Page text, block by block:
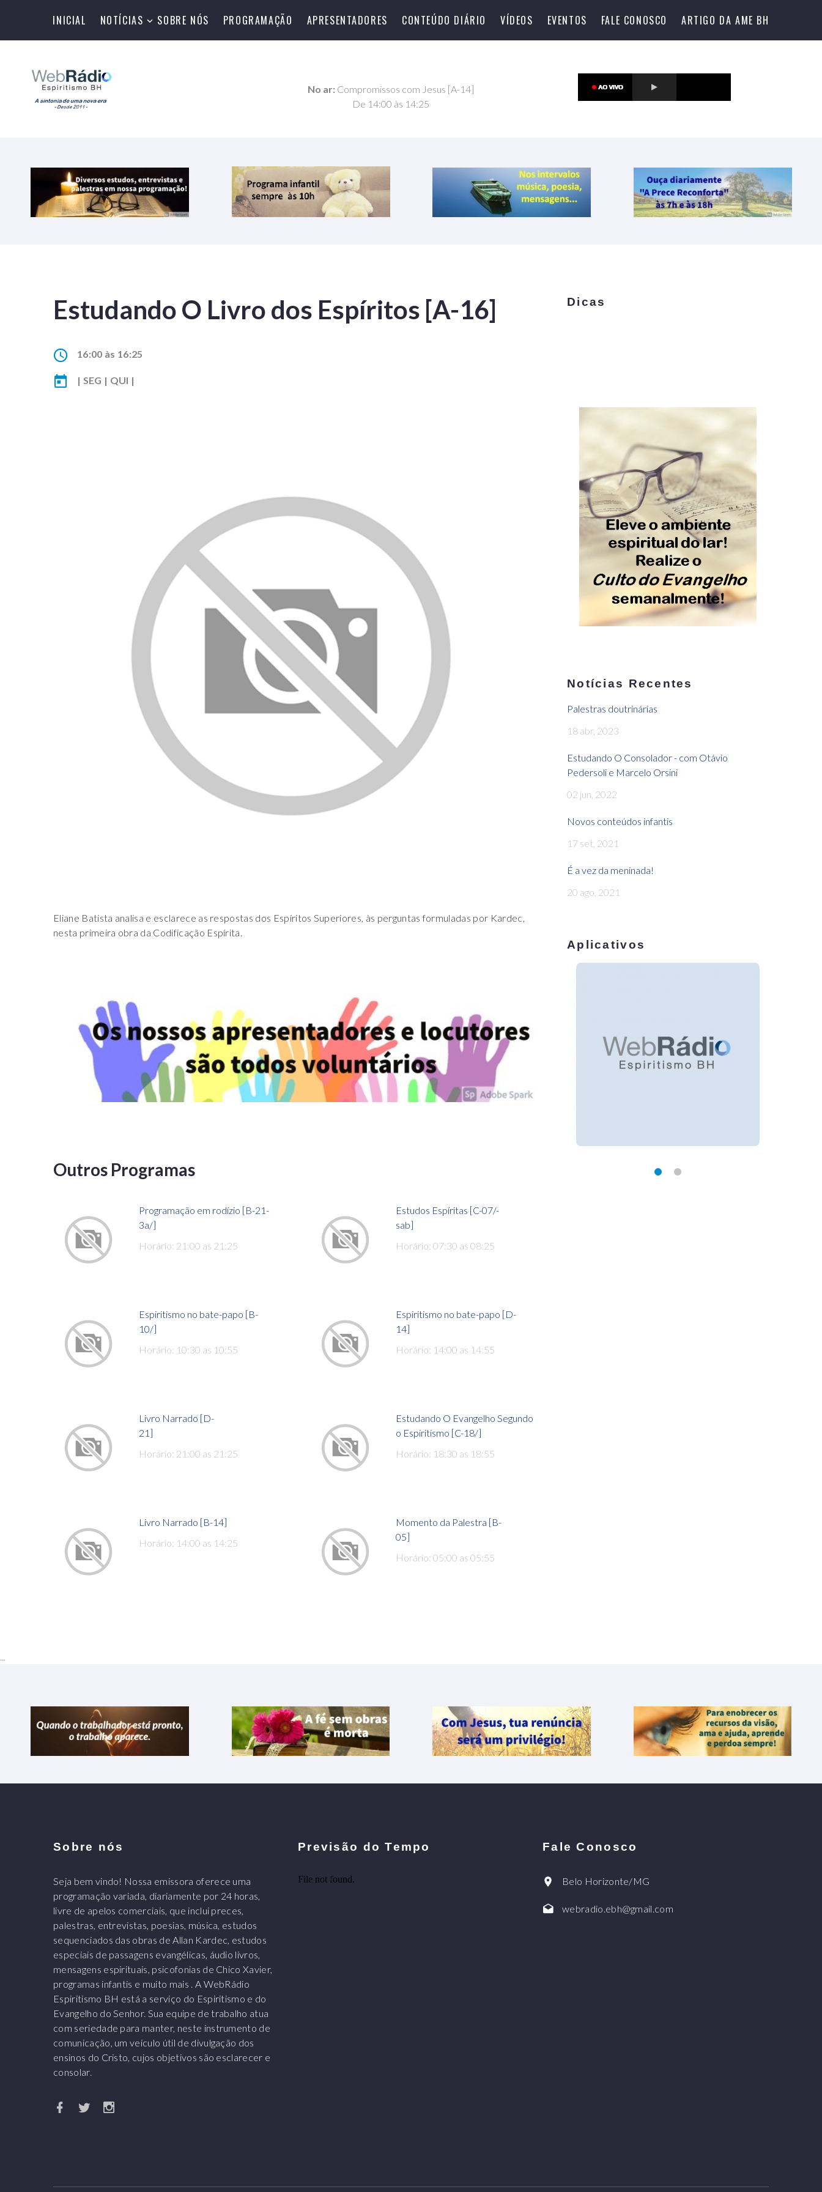
INICIAL NOTÍCIAS SOBRE NÓS PROGRAMAÇÃO APRESENTADORES CONTEÚDO DIÁRIO VÍDEOS EVENTOS FALE CONOSCO ARTIGO DA AME BH
No ar: Compromissos com Jesus [A-14]
De 14:00 às 14:25
Estudando O Livro dos Espíritos [A-16]
16:00 às 16:25
| SEG | QUI |
Eliane Batista analisa e esclarece as respostas dos Espíritos Superiores, às perguntas formuladas por Kardec,
nesta primeira obra da Codificação Espírita.
Outros Programas
Programação em rodízio [B-21-
3a/]
Horário: 21:00 as 21:25
Estudos Espíritas [C-07/-
sab]
Horário: 07:30 as 08:25
Espiritismo no bate-papo [B-
10/]
Horário: 10:30 as 10:55
Espiritismo no bate-papo [D-
14]
Horário: 14:00 as 14:55
Livro Narrado [D-
21]
Horário: 21:00 as 21:25
Estudando O Evangelho Segundo
o Espiritismo [C-18/]
Horário: 18:30 as 18:55
Livro Narrado [B-14]
Horário: 14:00 as 14:25
Momento da Palestra [B-
05]
Horário: 05:00 as 05:55
Dicas
Notícias Recentes
Palestras doutrinárias
18 abr, 2023
Estudando O Consolador - com Otávio
Pedersoli e Marcelo Orsini
02 jun, 2022
Novos conteúdos infantis
17 set, 2021
É a vez da meninada!
20 ago, 2021
Aplicativos
Sobre nós
Seja bem vindo! Nossa emissora oferece uma
programação variada, diariamente por 24 horas,
livre de apelos comerciais, que inclui preces,
palestras, entrevistas, poesias, música, estudos
sequenciados das obras de Allan Kardec, estudos
especiais de passagens evangélicas, áudio livros,
mensagens espirituais, psicofonias de Chico Xavier,
programas infantis e muito mais . A WebRádio
Espiritismo BH está a serviço do Espiritismo e do
Evangelho do Senhor. Sua equipe de trabalho atua
com seriedade para manter, neste instrumento de
comunicação, um veículo útil de divulgação dos
ensinos do Cristo, cujos objetivos são esclarecer e
consolar.
Previsão do Tempo Fale Conosco
Belo Horizonte/MG
webradio.ebh@gmail.com